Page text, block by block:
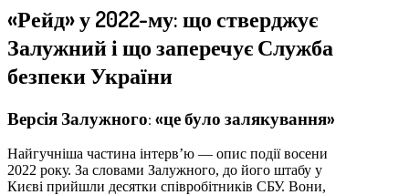
«Рейд» у 2022-му: що стверджує
Залужний і що заперечує Служба
безпеки України
Версія Залужного: «це було залякування»
Найгучніша частина інтерв’ю — опис події восени
2022 року. За словами Залужного, до його штабу у
Києві прийшли десятки співробітників СБУ. Вони,